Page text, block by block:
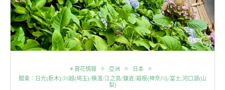
＊賞花情報 亞洲
日本
關東：日光(栃木)/川越(埼玉)/橫濱/江之島/鎌倉/箱根(神奈川)/富士,河口湖(山
梨)